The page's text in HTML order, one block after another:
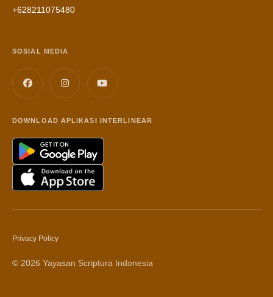
+628211075480
SOSIAL MEDIA
DOWNLOAD APLIKASI INTERLINEAR
Privacy Policy
© 2026 Yayasan Scriptura Indonesia